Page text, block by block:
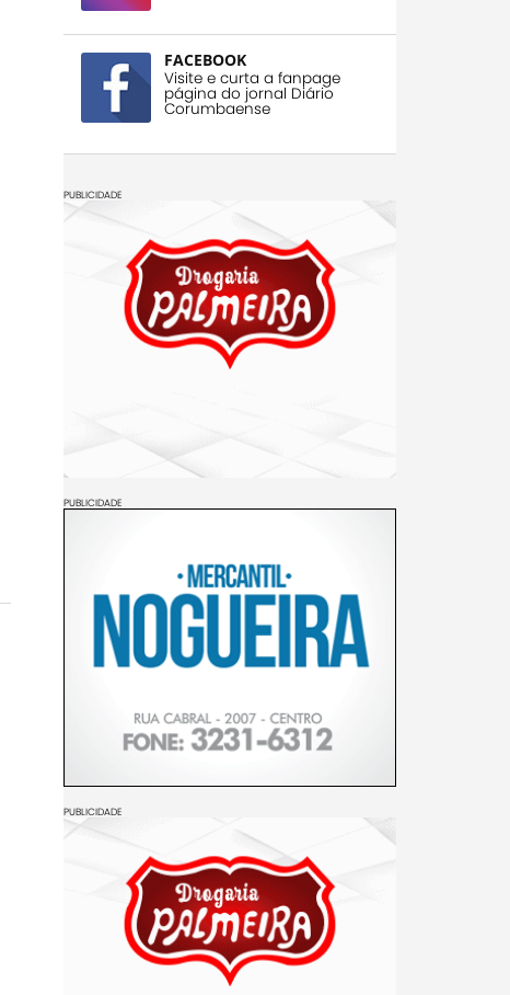
FACEBOOK
Visite e curta a fanpage
página do jornal Diário
Corumbaense
PUBLICIDADE
PUBLICIDADE
PUBLICIDADE